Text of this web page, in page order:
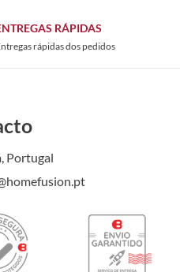
RÁPIDAS
rápidas dos pedidos
Portugal